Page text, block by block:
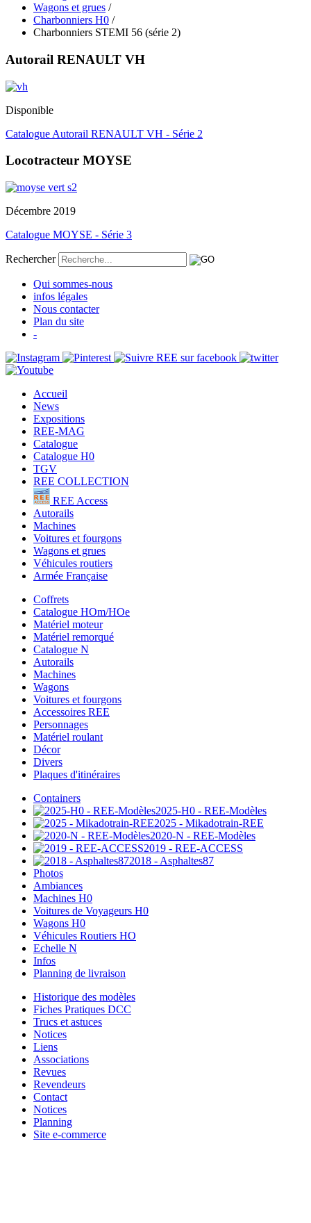
Wagons et grues /
Charbonniers H0 /
Charbonniers STEMI 56 (série 2)
Autorail RENAULT VH
Disponible
Catalogue Autorail RENAULT VH - Série 2
Locotracteur MOYSE
Décembre 2019
Catalogue MOYSE - Série 3
Rechercher
Qui sommes-nous
infos légales
Nous contacter
Plan du site
-
Accueil
News
Expositions
REE-MAG
Catalogue
Catalogue H0
TGV
REE COLLECTION
REE Access
Autorails
Machines
Voitures et fourgons
Wagons et grues
Véhicules routiers
Armée Française
Coffrets
Catalogue HOm/HOe
Matériel moteur
Matériel remorqué
Catalogue N
Autorails
Machines
Wagons
Voitures et fourgons
Accessoires REE
Personnages
Matériel roulant
Décor
Divers
Plaques d'itinéraires
Containers
2025-H0 - REE-Modèles
2025 - Mikadotrain-REE
2020-N - REE-Modèles
2019 - REE-ACCESS
2018 - Asphaltes87
Photos
Ambiances
Machines H0
Voitures de Voyageurs H0
Wagons H0
Véhicules Routiers HO
Echelle N
Infos
Planning de livraison
Historique des modèles
Fiches Pratiques DCC
Trucs et astuces
Notices
Liens
Associations
Revues
Revendeurs
Contact
Notices
Planning
Site e-commerce